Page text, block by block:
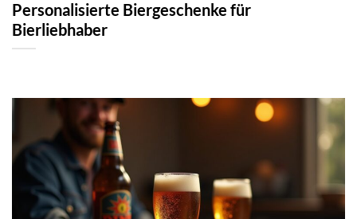
Personalisierte Biergeschenke für
Bierliebhaber